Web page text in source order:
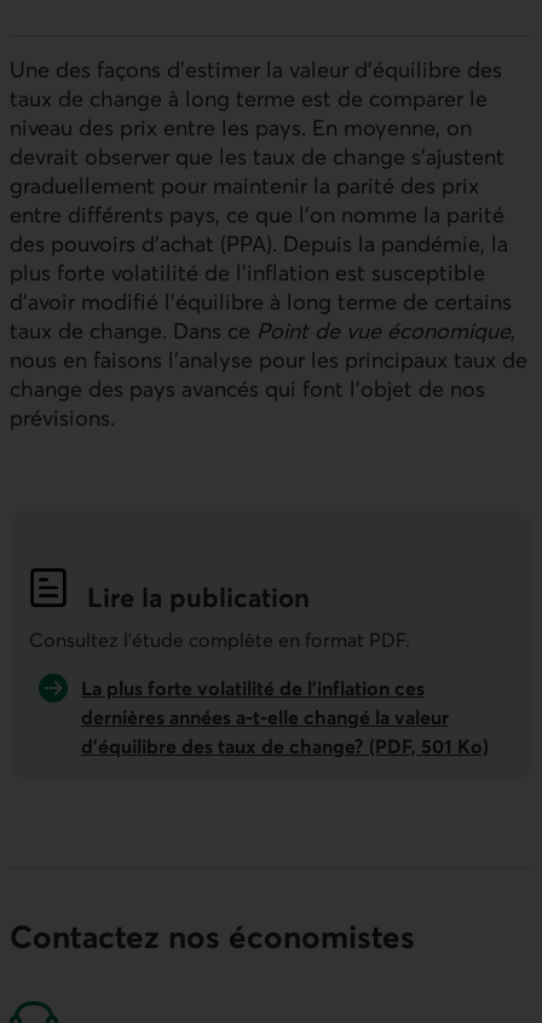
Une des façons d’estimer la valeur d’équilibre des
taux de change à long terme est de comparer le
niveau des prix entre les pays. En moyenne, on
devrait observer que les taux de change s’ajustent
graduellement pour maintenir la parité des prix
entre différents pays, ce que l’on nomme la parité
des pouvoirs d’achat (PPA). Depuis la pandémie, la
plus forte volatilité de l’inflation est susceptible
d’avoir modifié l’équilibre à long terme de certains
taux de change. Dans ce Point de vue économique,
nous en faisons l’analyse pour les principaux taux de
change des pays avancés qui font l’objet de nos
prévisions.
Lire la publication
Indicateurs économiques de la
Consultez l'étude complète en format PDF.
La plus forte volatilité de l’inflation ces
dernières années a‑t‑elle changé la valeur
d’équilibre des taux de change? (PDF, 501 Ko)
Contactez nos économistes